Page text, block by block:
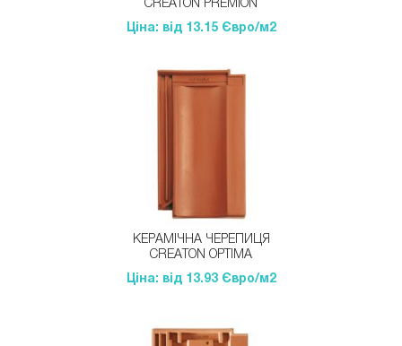
Ціна: від 13.15 Євро/м2
КЕРАМІЧНА ЧЕРЕПИЦЯ
CREATON OPTIMA
Ціна: від 13.93 Євро/м2